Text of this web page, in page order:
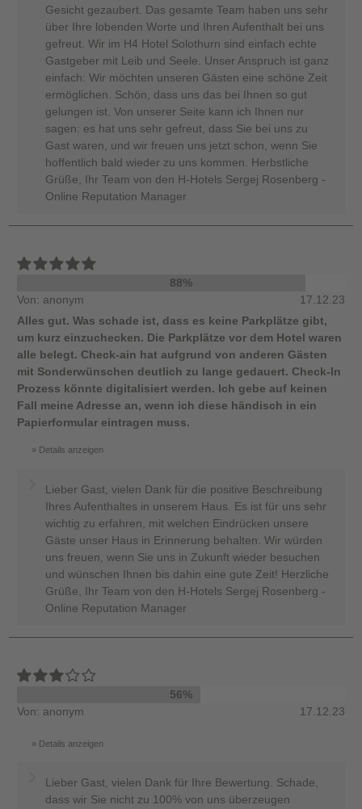
Gesicht gezaubert. Das gesamte Team haben uns sehr
über Ihre lobenden Worte und Ihren Aufenthalt bei uns
gefreut. Wir im H4 Hotel Solothurn sind einfach echte
Gastgeber mit Leib und Seele. Unser Anspruch ist ganz
einfach: Wir möchten unseren Gästen eine schöne Zeit
ermöglichen. Schön, dass uns das bei Ihnen so gut
gelungen ist. Von unserer Seite kann ich Ihnen nur
sagen: es hat uns sehr gefreut, dass Sie bei uns zu
Gast waren, und wir freuen uns jetzt schon, wenn Sie
hoffentlich bald wieder zu uns kommen. Herbstliche
Grüße, Ihr Team von den H-Hotels Sergej Rosenberg -
Online Reputation Manager
88%
Von: anonym
17.12.23
Alles gut. Was schade ist, dass es keine Parkplätze gibt,
um kurz einzuchecken. Die Parkplätze vor dem Hotel waren
alle belegt. Check-ain hat aufgrund von anderen Gästen
mit Sonderwünschen deutlich zu lange gedauert. Check-In
Prozess könnte digitalisiert werden. Ich gebe auf keinen
Fall meine Adresse an, wenn ich diese händisch in ein
Papierformular eintragen muss.
Details anzeigen
Lieber Gast, vielen Dank für die positive Beschreibung
Ihres Aufenthaltes in unserem Haus. Es ist für uns sehr
wichtig zu erfahren, mit welchen Eindrücken unsere
Gäste unser Haus in Erinnerung behalten. Wir würden
uns freuen, wenn Sie uns in Zukunft wieder besuchen
und wünschen Ihnen bis dahin eine gute Zeit! Herzliche
Grüße, Ihr Team von den H-Hotels Sergej Rosenberg -
Online Reputation Manager
56%
Von: anonym
17.12.23
Details anzeigen
Lieber Gast, vielen Dank für Ihre Bewertung. Schade,
dass wir Sie nicht zu 100% von uns überzeugen